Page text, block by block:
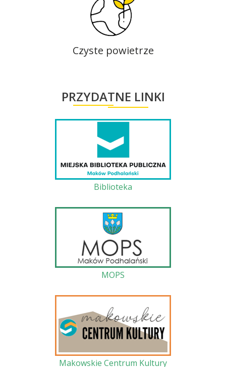
Czyste powietrze
PRZYDATNE LINKI
Biblioteka
MOPS
Makowskie Centrum Kultury